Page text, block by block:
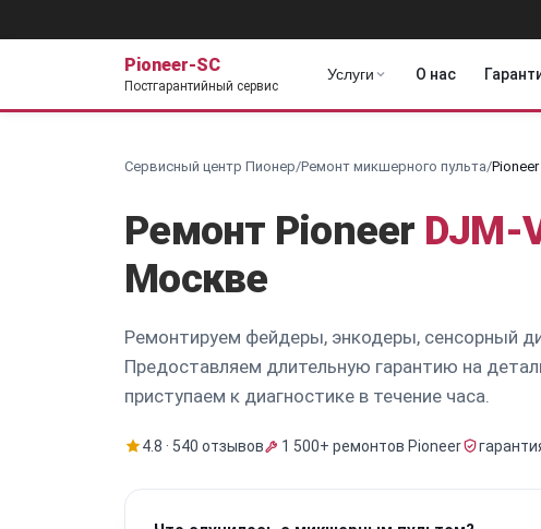
Pioneer-SC
Постгарантийный сервис
Услуги О нас
Сервисный центр Пионер/Ремонт микшерного пульта/
Ремонт Pioneer DJM-
Москве
Ремонтируем фейдеры, энкодеры, сенсорный
Предоставляем длительную гарантию на
приступаем к диагностике в течение часа.
4.8 · 540 отзывов 1 500+ ремонтов Pioneer